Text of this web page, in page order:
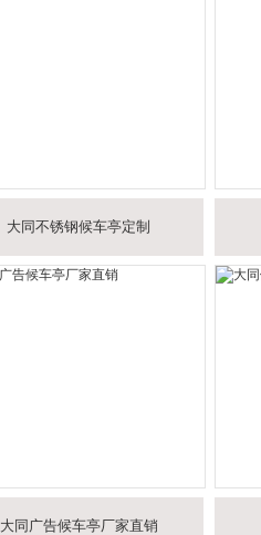
大同不锈钢候车亭定制
大同广告候车亭厂家直销